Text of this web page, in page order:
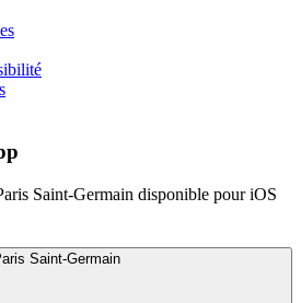
Saint-Germain disponible pour iOS
Saint-Germain